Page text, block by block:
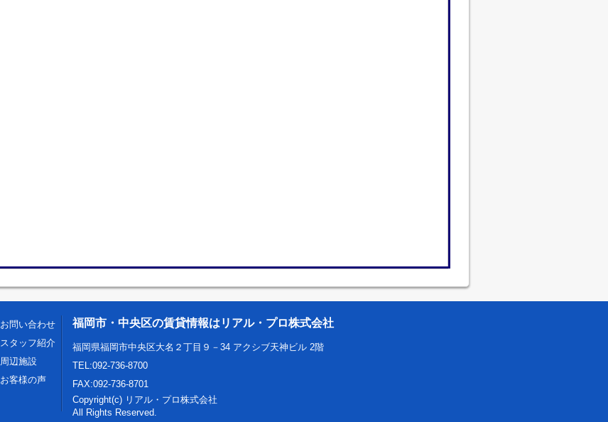
お問い合わせ
スタッフ紹介
周辺施設
お客様の声
福岡市・中央区の賃貸情報はリアル・プロ株式会社
福岡県福岡市中央区大名２丁目９－34 アクシブ天神ビル 2階
TEL:092-736-8700
FAX:092-736-8701
Copyright(c) リアル・プロ株式会社
All Rights Reserved.